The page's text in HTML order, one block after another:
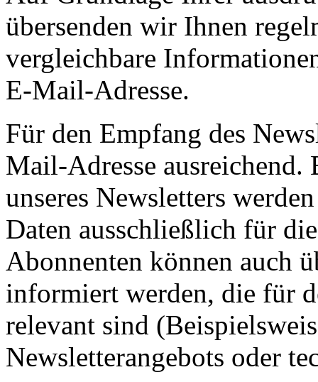
übersenden wir Ihnen
vergleichbare
E-Mail-Adresse.
Für den Empfang des
Mail-Adresse
unseres Newsletters
Daten ausschließlich für
Abonnenten können auch
informiert werden, die für
relevant sind
Newsletterangebots oder